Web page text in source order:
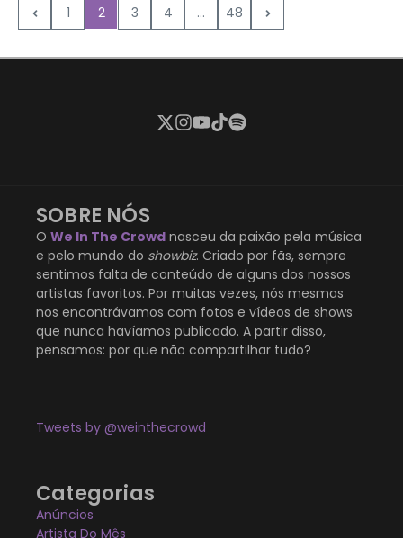
1
2 3 4 ... 48
SOBRE NÓS
O We In The Crowd nasceu da paixão pela música
e pelo mundo do showbiz. Criado por fãs, sempre
sentimos falta de conteúdo de alguns dos nossos
artistas favoritos. Por muitas vezes, nós mesmas
nos encontrávamos com fotos e vídeos de shows
que nunca havíamos publicado. A partir disso,
pensamos: por que não compartilhar tudo?
Tweets by @weinthecrowd
Categorias
Anúncios
Artista Do Mês